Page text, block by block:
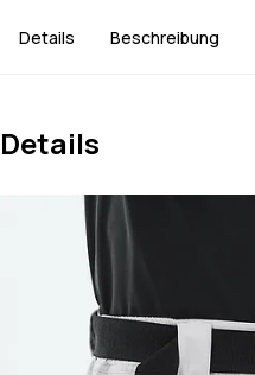
Details Beschreibung
Details